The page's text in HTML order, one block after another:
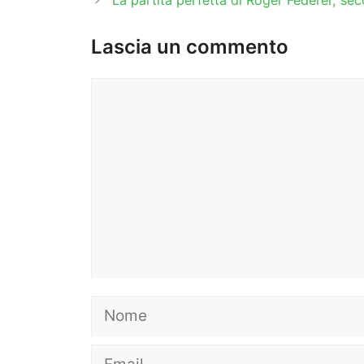
Lascia un commento
Nome
Email